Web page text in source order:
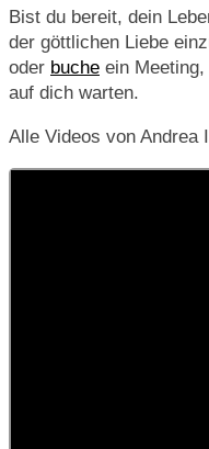
Bist du bereit, dein
der göttlichen Liebe
oder buche ein
auf dich warten.
Alle Videos von Andrea